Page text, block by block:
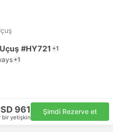
#HY721 +1
+1
961
bir yetişkin
Şimdi Rezerve et